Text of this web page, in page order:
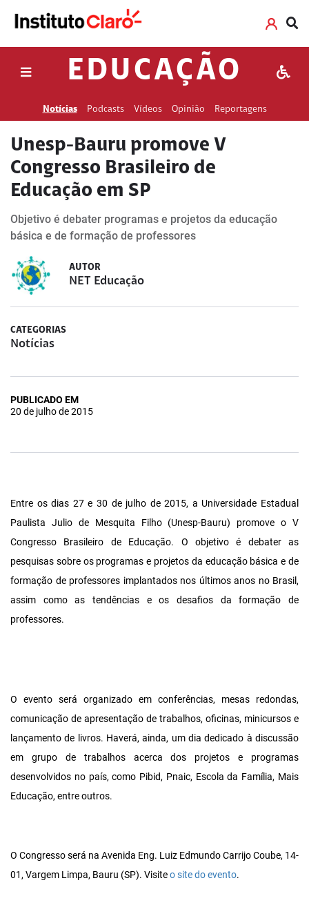
EDUCAÇÃO
Notícias Podcasts Vídeos Opinião Reportagens
Unesp-Bauru promove V
Congresso Brasileiro de
Educação em SP
Objetivo é debater programas e projetos da educação
básica e de formação de professores
AUTOR
NET Educação
CATEGORIAS
Notícias
PUBLICADO EM
20 de julho de 2015
Entre os dias 27 e 30 de julho de 2015, a Universidade Estadual
Paulista Julio de Mesquita Filho (Unesp-Bauru) promove o V
Congresso Brasileiro de Educação. O objetivo é debater as
pesquisas sobre os programas e projetos da educação básica e de
formação de professores implantados nos últimos anos no Brasil,
assim como as tendências e os desafios da formação de
professores.
O evento será organizado em conferências, mesas redondas,
comunicação de apresentação de trabalhos, oficinas, minicursos e
lançamento de livros. Haverá, ainda, um dia dedicado à discussão
em grupo de trabalhos acerca dos projetos e programas
desenvolvidos no país, como Pibid, Pnaic, Escola da Família, Mais
Educação, entre outros.
O Congresso será na Avenida Eng. Luiz Edmundo Carrijo Coube, 14-
01, Vargem Limpa, Bauru (SP). Visiteo site do evento.